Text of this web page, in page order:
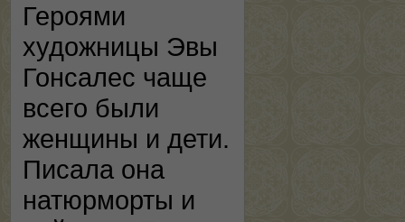
Героями
художницы Эвы
Гонсалес чаще
всего были
женщины и дети.
Писала она
натюрморты и